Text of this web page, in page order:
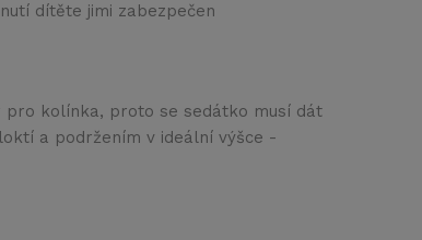
dítěte jimi zabezpečen
kolínka, proto se sedátko musí dát
a podržením v ideální výšce -